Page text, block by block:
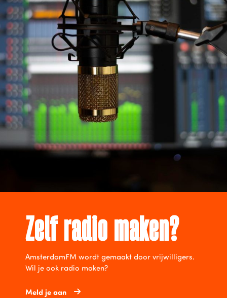
Zelf radio maken?
AmsterdamFM wordt gemaakt door vrijwilligers.
Wil je ook radio maken?
Meld je aan